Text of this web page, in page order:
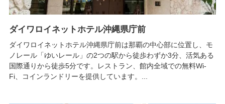
ダイワロイネットホテル沖縄県庁前
ダイワロイネットホテル沖縄県庁前は那覇の中心部に位置し、モ
ノレール「ゆいレール」の2つの駅から徒歩わずか3分、活気ある
国際通りから徒歩5分です。レストラン、館内全域での無料Wi-
Fi、コインランドリーを提供しています。...